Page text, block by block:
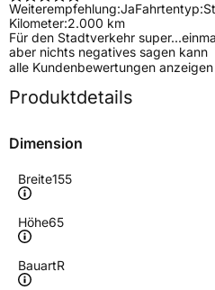
Weiterempfehlung:JaFahrtentyp:
Kilometer:2.000 km
Für den Stadtverkehr
aber nichts negatives sagen kann
alle Kundenbewertungen anzeigen
Produktdetails
Dimension
Breite155
Höhe65
BauartR